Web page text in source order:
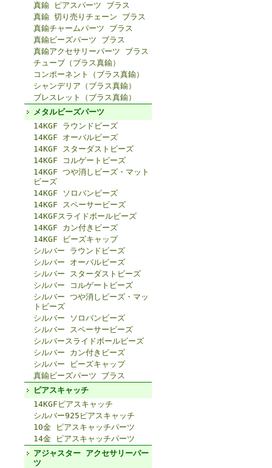
真鍮 ピアスパーツ ブラス
真鍮 切り売りチェーン ブラス
真鍮チャームパーツ ブラス
真鍮ビーズパーツ ブラス
真鍮アクセサリーパーツ ブラス
チューブ（ブラス真鍮）
コンポーネント（ブラス真鍮）
シャンデリア（ブラス真鍮）
ブレスレット（ブラス真鍮）
メタルビーズパーツ
14KGF ラウンドビーズ
14KGF オーバルビーズ
14KGF スターダストビーズ
14KGF コルゲートビーズ
14KGF つや消しビーズ・マット
ビーズ
14KGF ソロバンビーズ
14KGF スペーサービーズ
14KGFスライドボールビーズ
14KGF カン付きビーズ
14KGF ビーズキャップ
シルバー ラウンドビーズ
シルバー オーバルビーズ
シルバー スターダストビーズ
シルバー コルゲートビーズ
シルバー つや消しビーズ・マッ
トビーズ
シルバー ソロバンビーズ
シルバー スペーサービーズ
シルバースライドボールビーズ
シルバー カン付きビーズ
シルバー ビーズキャップ
真鍮ビーズパーツ ブラス
ピアスキャッチ
14KGFピアスキャッチ
シルバー925ピアスキャッチ
10金 ピアスキャッチパーツ
14金 ピアスキャッチパーツ
アジャスター アクセサリーパー
ツ